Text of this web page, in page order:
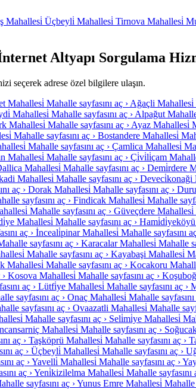
Mahallesi̇ Üçbeyli̇ Mahallesi̇ Tirnova Mahallesi̇
Altyapı Sorgulama
seçerek adrese özel bilgilere ulaşın.
Mahallesi̇ Mahalle sayfasını aç › Ağaçli Mahallesi̇
Mahallesi̇ Mahalle sayfasını aç › Alpağut
Mahallesi̇ Mahalle sayfasını aç › Ayaz Mahallesi̇
Mahalle sayfasını aç › Bostandere Mahallesi̇
Mahalle sayfasını aç › Çamlica Mahallesi̇
Mahallesi̇ Mahalle sayfasını aç › Çi̇vi̇li̇çam
Mahallesi̇ Mahalle sayfasını aç › Demi̇rdere
Mahallesi̇ Mahalle sayfasını aç › Deveci̇konaği
aç › Dorak Mahallesi̇ Mahalle sayfasını aç ›
sayfasını aç › Findicak Mahallesi̇ Mahalle
Mahalle sayfasını aç › Güveçdere Mahallesi̇
Mahallesi̇ Mahalle sayfasını aç ›
aç › İnceali̇pinar Mahallesi̇ Mahalle sayfasını
sayfasını aç › Karacalar Mahallesi̇ Mahalle
Mahalle sayfasını aç › Kayabaşi Mahallesi̇
Mahallesi̇ Mahalle sayfasını aç › Kocakoru
Kosova Mahallesi̇ Mahalle sayfasını aç ›
aç › Lütfi̇ye Mahallesi̇ Mahalle sayfasını aç ›
sayfasını aç › Onaç Mahallesi̇ Mahalle sayfasını
sayfasını aç › Ovaazatli Mahallesi̇ Mahalle
Mahalle sayfasını aç › Seli̇mi̇ye Mahallesi̇
Mahallesi̇ Mahalle sayfasını aç ›
aç › Taşköprü Mahallesi̇ Mahalle sayfasını aç ›
aç › Üçbeyli̇ Mahallesi̇ Mahalle sayfasını aç ›
aç ›Yavelli̇ Mahallesi̇ Mahalle sayfasını aç ›
aç ›Yeni̇kizilelma Mahallesi̇ Mahalle sayfasını
sayfasını aç ›Yunus Emre Mahallesi̇ Mahalle